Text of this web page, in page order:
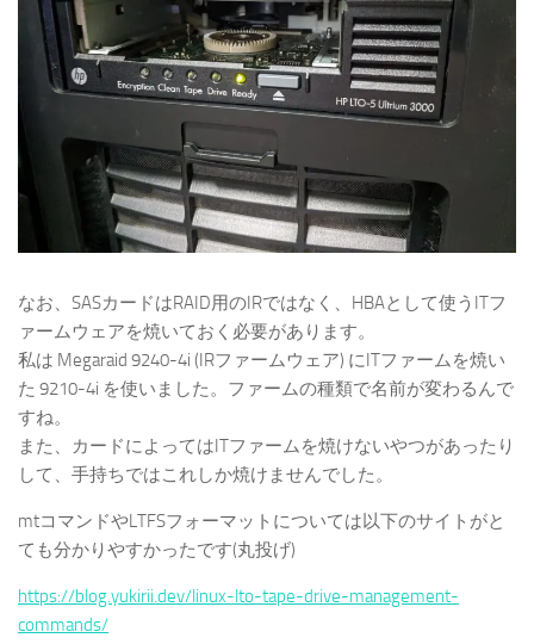
なお、SASカードはRAID用のIRではなく、HBAとして使うITフ
ァームウェアを焼いておく必要があります。
私は Megaraid 9240-4i (IRファームウェア) にITファームを焼い
た 9210-4i を使いました。ファームの種類で名前が変わるんで
すね。
また、カードによってはITファームを焼けないやつがあったり
して、手持ちではこれしか焼けませんでした。
mtコマンドやLTFSフォーマットについては以下のサイトがと
ても分かりやすかったです(丸投げ)
https://blog.yukirii.dev/linux-lto-tape-drive-management-
commands/